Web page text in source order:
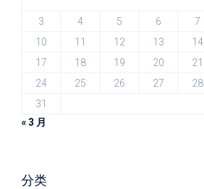
3
4 5 6 7
10
11 12 13 14
17
18 19 20 21
24
25 26 27 28
31
« 3 月
分类